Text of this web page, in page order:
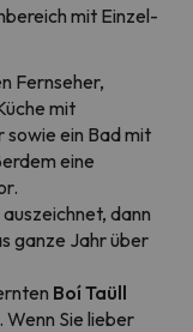
mit Einzel-
Fernseher,
mit
sowie ein Bad mit
eine
dann
ganze Jahr über
Boí Taüll
. Wenn Sie lieber